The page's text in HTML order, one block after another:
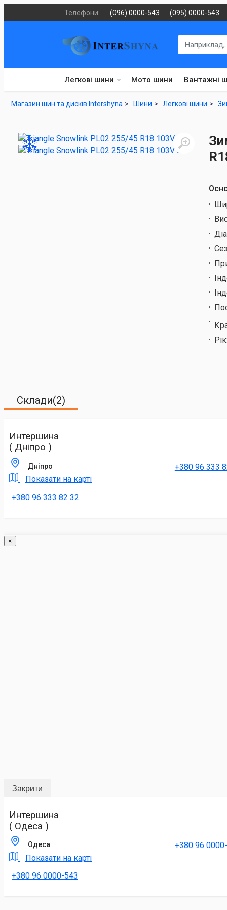
Телефони: (096) 0000-543 (095) 0000-543
Легкові шини Мото шини Вантажні
Магазин шин та дисків Intershyna Шини Легкові шини
Склади(2)
Интершина
( Дніпро )
Дніпро
Показати на карті
+380 96 333 82 32
+380 96 333
×
Закрити
Интершина
( Одеса )
Одеса
Показати на карті
+380 96 0000-543
+380 96